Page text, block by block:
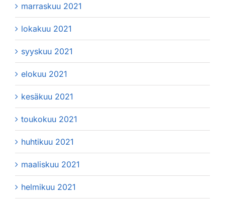
marraskuu 2021
lokakuu 2021
syyskuu 2021
elokuu 2021
kesäkuu 2021
toukokuu 2021
huhtikuu 2021
maaliskuu 2021
helmikuu 2021